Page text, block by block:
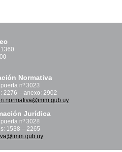
Normativa
nº 3023
2276 – anexo: 2902
Jurídica
nº 3028
1538 – 2265